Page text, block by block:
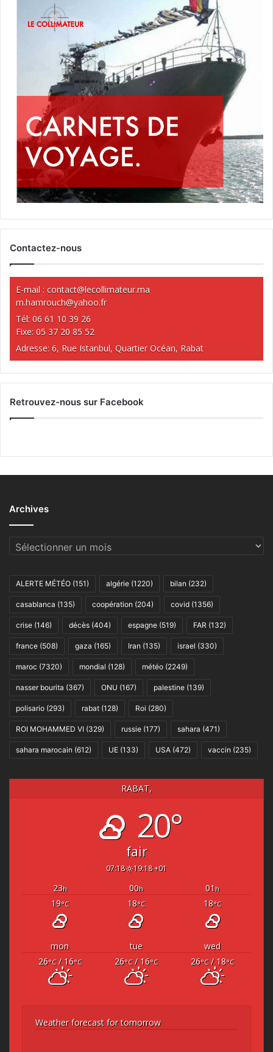
Contactez-nous
E-mail : contact@lecollimateur.ma
m.hamrouch@yahoo.fr
Tél: 06 61 10 39 26
Fixe: 05 37 20 85 52
Adresse: 6, Rue Istanbul, Quartier Océan, Rabat
Retrouvez-nous sur Facebook
Archives
Archives
ALERTE MÉTÉO (151) algérie (1220) bilan (232)
casablanca (135) coopération (204) covid (1356)
crise (146) décès (404) espagne (519) FAR (132)
france (508) gaza (165) Iran (135) israel (330)
maroc (7320) mondial (128) météo (2249)
nasser bourita (367) ONU (167) palestine (139)
polisario (293) rabat (128) Roi (280)
ROI MOHAMMED VI (329) russie (177) sahara (471)
sahara marocain (612) UE (133) USA (472) vaccin (235)
RABAT,
20°
fair
07:18 19:18 +01
23h 00h 01 h
19°C 18°C 18°C
mon tue
wed
26°C/ 16°C 26°C/ 16°C 26°C/ 18°C
Weather forecast for tomorrow